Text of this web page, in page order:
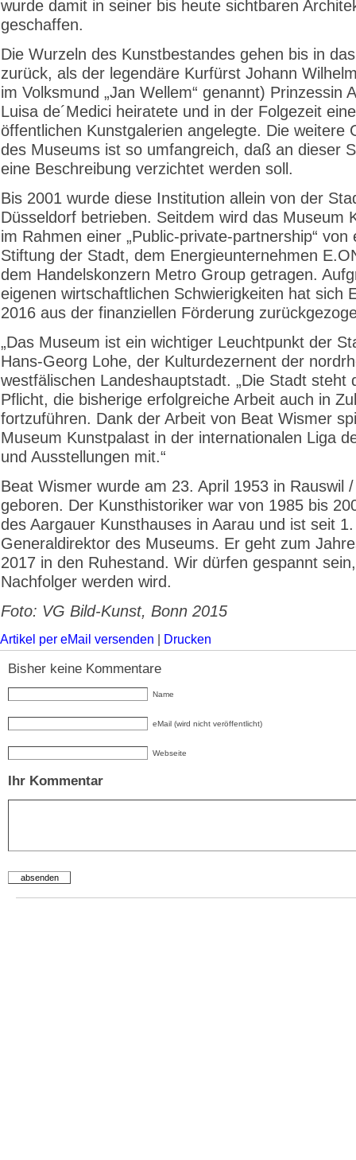
wurde damit in seiner bis heute sichtbaren
geschaffen.
Die Wurzeln des Kunstbestandes gehen bis in
zurück, als der legendäre Kurfürst Johann
im Volksmund „Jan Wellem“ genannt) Prinzessin
Luisa de´Medici heiratete und in der Folgezeit
öffentlichen Kunstgalerien angelegte. Die weitere
des Museums ist so umfangreich, daß an dieser
eine Beschreibung verzichtet werden soll.
Bis 2001 wurde diese Institution allein von der
Düsseldorf betrieben. Seitdem wird das Museum
im Rahmen einer „Public-private-partnership“ von
Stiftung der Stadt, dem Energieunternehmen
dem Handelskonzern Metro Group getragen.
eigenen wirtschaftlichen Schwierigkeiten hat sich
2016 aus der finanziellen Förderung
„Das Museum ist ein wichtiger Leuchtpunkt der
Hans-Georg Lohe, der Kulturdezernent der
westfälischen Landeshauptstadt. „Die Stadt steht
Pflicht, die bisherige erfolgreiche Arbeit auch in
fortzuführen. Dank der Arbeit von Beat Wismer
Museum Kunstpalast in der internationalen Liga
und Ausstellungen mit.“
Beat Wismer wurde am 23. April 1953 in Rauswil
geboren. Der Kunsthistoriker war von 1985 bis
des Aargauer Kunsthauses in Aarau und ist seit
Generaldirektor des Museums. Er geht zum
2017 in den Ruhestand. Wir dürfen gespannt
Nachfolger werden wird.
Foto: VG Bild-Kunst, Bonn 2015
Artikel per eMail versenden Drucken
Bisher keine Kommentare
Name
eMail (wird nicht veröffentlicht)
Webseite
Ihr Kommentar